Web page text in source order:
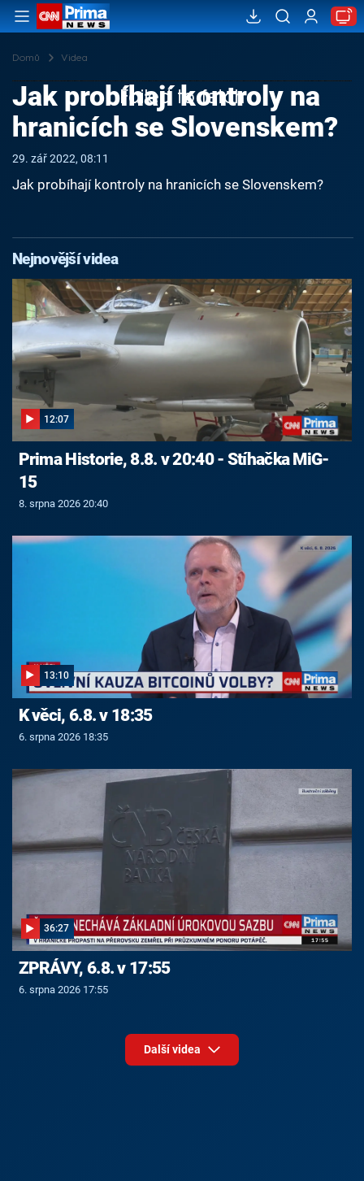
Domů Videa
Failed to fetch
Jak probíhají kontroly na
hranicích se Slovenskem?
29. zář 2022, 08:11
Jak probíhají kontroly na hranicích se Slovenskem?
Nejnovější videa
12:07
Prima Historie, 8.8. v 20:40 - Stíhačka MiG-
15
8. srpna 2026 20:40
13:10
K věci, 6.8. v 18:35
6. srpna 2026 18:35
36:27
ZPRÁVY, 6.8. v 17:55
6. srpna 2026 17:55
Další videa